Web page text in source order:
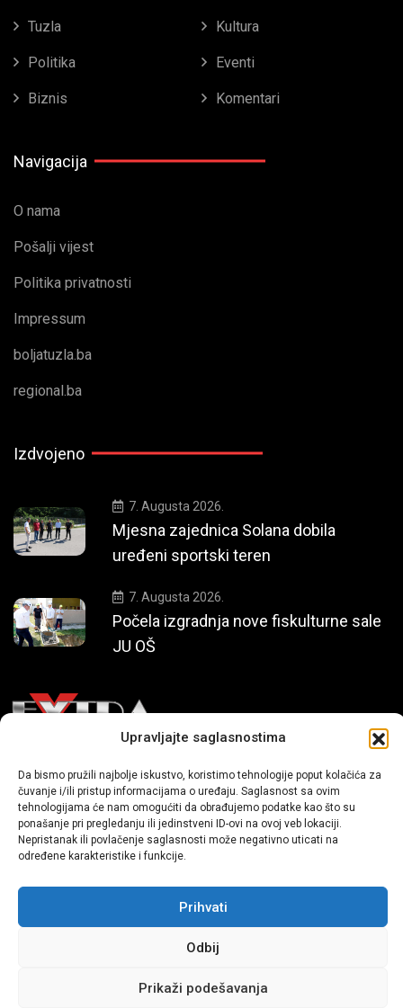
Upravljajte saglasnostima
Da bismo pružili najbolje iskustvo, koristimo tehnologije poput kolačića za
čuvanje i/ili pristup informacijama o uređaju. Saglasnost sa ovim
tehnologijama će nam omogućiti da obrađujemo podatke kao što su
ponašanje pri pregledanju ili jedinstveni ID-ovi na ovoj veb lokaciji.
Nepristanak ili povlačenje saglasnosti može negativno uticati na
određene karakteristike i funkcije.
Prihvati
Odbij
Prikaži podešavanja
Tuzla Kultura
Politika Eventi
Biznis Komentari
Navigacija
O nama
Pošalji vijest
Politika privatnosti
Impressum
boljatuzla.ba
regional.ba
Izdvojeno
7. Augusta 2026.
Mjesna zajednica Solana dobila
uređeni sportski teren
7. Augusta 2026.
Počela izgradnja nove fiskulturne sale
JU OŠ
Mi smo moderni portal zabavnog karaktera koji donosi vijesti i
priče iz života, svijeta showbiza, lifestyle-a i popularne kulture.
Sva prava zadržana | extra.ba by profm.ba
Dev:www.senidh.com